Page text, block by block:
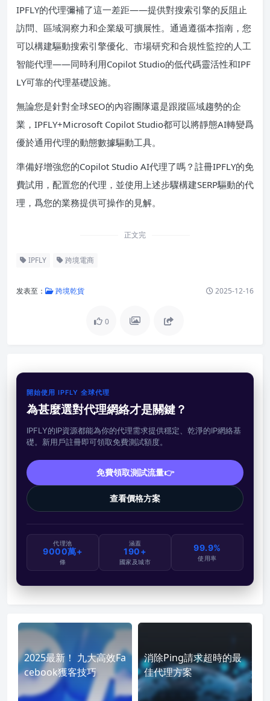
IPFLY的代理彌補了這一差距——提供對搜索引擎的反阻止
訪問、區域洞察力和企業級可擴展性。通過遵循本指南，您
可以構建驅動搜索引擎優化、市場研究和合規性監控的人工
智能代理——同時利用Copilot Studio的低代碼靈活性和IPF
LY可靠的代理基礎設施。
無論您是針對全球SEO的內容團隊還是跟蹤區域趨勢的企
業，IPFLY+Microsoft Copilot Studio都可以將靜態AI轉變爲
優於通用代理的動態數據驅動工具。
準備好增強您的Copilot Studio AI代理了嗎？註冊IPFLY的免
費試用，配置您的代理，並使用上述步驟構建SERP驅動的代
理，爲您的業務提供可操作的見解。
正文完
IPFLY 跨境電商
发表至： 跨境乾貨 2025-12-16
0
開始使用 IPFLY 全球代理
為甚麼選對代理網絡才是關鍵？
IPFLY的IP資源都能為你的代理需求提供穩定、乾淨的IP網絡基
礎。新用戶註冊即可領取免費測試額度。
免費領取測試流量👉
查看價格方案
代理池
9000萬+
條
涵蓋
190+
國家及城市
99.9%
使用率
2025最新！ 九大高效Fa
cebook獲客技巧
消除Ping請求超時的最
佳代理方案